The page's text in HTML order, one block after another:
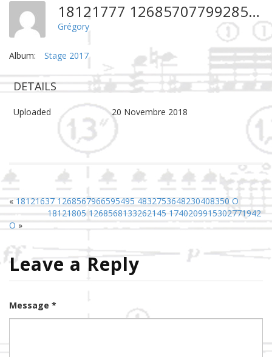
18121777 1268570779928547 4337164004204694346 O
Grégory
Album: Stage 2017
DETAILS
Uploaded 20 Novembre 2018
« 18121637 1268567966595495 4832753648230408350 O
18121805 1268568133262145 1740209915302771942
O »
Leave a Reply
Message *